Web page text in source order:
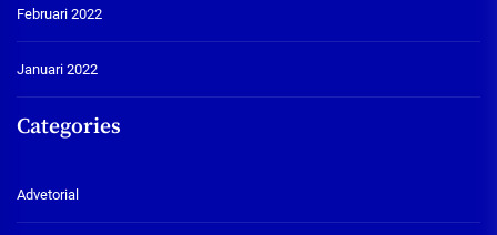
Februari 2022
Januari 2022
Categories
Advetorial